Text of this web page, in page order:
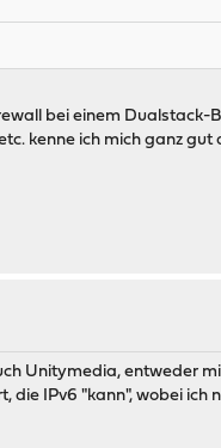
bei einem Dualstack-
kenne ich mich ganz
Unitymedia, entweder
IPv6 "kann", wobei ich